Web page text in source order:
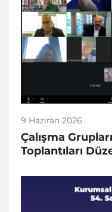
9 Haziran 2026
Çalışma
Toplantıları